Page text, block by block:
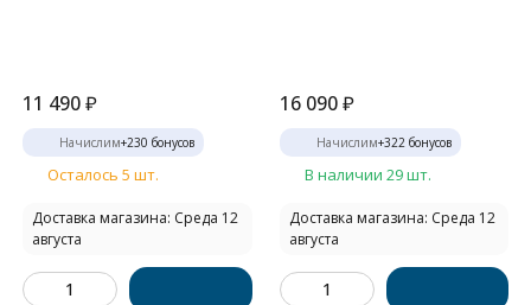
11 490₽
Начислим+230 бонусов
Осталось 5 шт.
Доставка магазина: Среда 12
августа
16 090 ₽
Начислим+322 бонусов
В наличии 29 шт.
Доставка магазина: Среда 12
августа